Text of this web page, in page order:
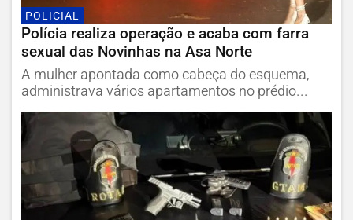
POLICIAL
Polícia realiza operação e acaba com farra
sexual das Novinhas na Asa Norte
A mulher apontada como cabeça do esquema,
administrava vários apartamentos no prédio...